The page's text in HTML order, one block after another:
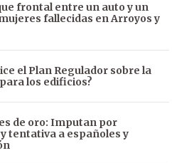
frontal entre un auto y un
fallecidas en Arroyos y
el Plan Regulador sobre la
los edificios?
de oro: Imputan por
tentativa a españoles y